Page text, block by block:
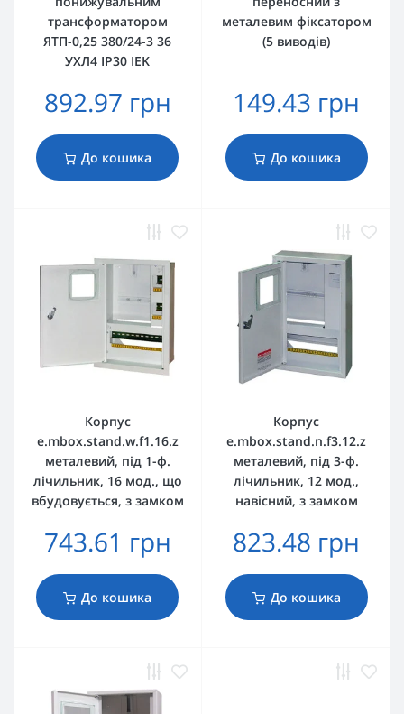
трансформатором
ЯТП-0,25 380/24-3 36
УХЛ4 IP30 IEK
892.97 грн
До кошика
металевим фіксатором
(5 виводів)
149.43 грн
До кошика
Корпус
e.mbox.stand.w.f1.16.z
металевий, під 1-ф.
лічильник, 16 мод., що
вбудовується, з замком
743.61 грн
До кошика
Корпус
e.mbox.stand.n.f3.12.z
металевий, під 3-ф.
лічильник, 12 мод.,
навісний, з замком
823.48 грн
До кошика